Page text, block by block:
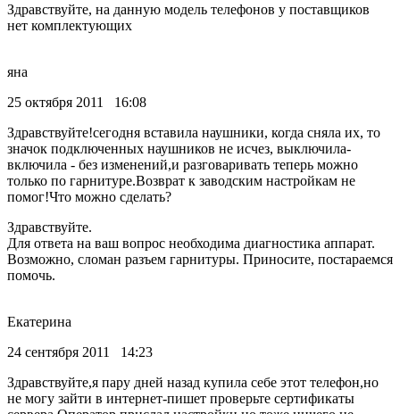
Здравствуйте, на данную модель телефонов у поставщиков
нет комплектующих
яна
25 октября 2011 16:08
Здравствуйте!сегодня вставила наушники, когда сняла их, то
значок подключенных наушников не исчез, выключила-
включила - без изменений,и разговаривать теперь можно
только по гарнитуре.Возврат к заводским настройкам не
помог!Что можно сделать?
Здравствуйте.
Для ответа на ваш вопрос необходима диагностика аппарат.
Возможно, сломан разъем гарнитуры. Приносите, постараемся
помочь.
Екатерина
24 сентября 2011 14:23
Здравствуйте,я пару дней назад купила себе этот телефон,но
не могу зайти в интернет-пишет проверьте сертификаты